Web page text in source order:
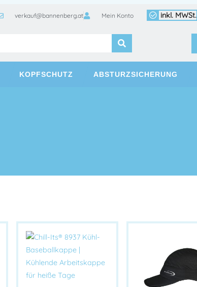
verkauf@bannenberg.at Mein Konto inkl. MWSt.
KOPFSCHUTZ ABSTURZSICHERUNG